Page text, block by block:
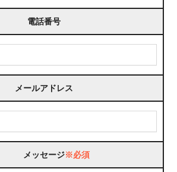
電話番号
メールアドレス
メッセージ※必須